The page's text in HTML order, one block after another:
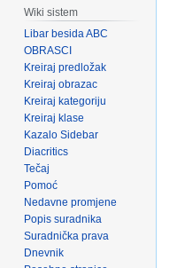
Wiki sistem
Libar besida ABC
OBRASCI
Kreiraj predložak
Kreiraj obrazac
Kreiraj kategoriju
Kreiraj klase
Kazalo Sidebar
Diacritics
Tečaj
Pomoć
Nedavne promjene
Popis suradnika
Suradnička prava
Dnevnik